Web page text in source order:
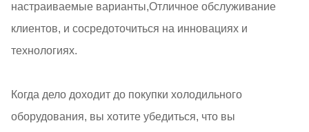
настраиваемые варианты,Отличное обслуживание
клиентов, и сосредоточиться на инновациях и
технологиях.
Когда дело доходит до покупки холодильного
оборудования, вы хотите убедиться, что вы